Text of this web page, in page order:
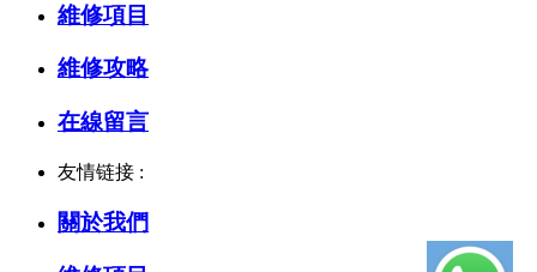
維修項目
維修攻略
在線留言
友情链接 :
關於我們